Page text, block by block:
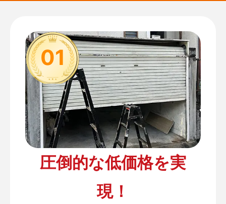
01
圧倒的な低価格を実
現！